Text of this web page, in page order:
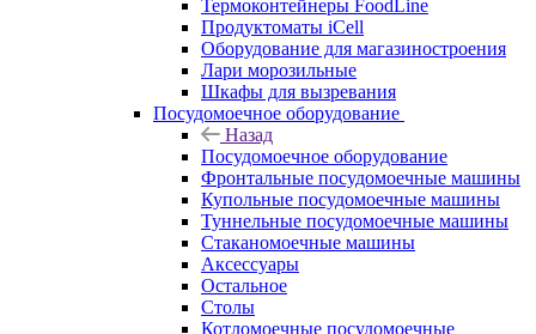
Термоконтейнеры FoodLine
Продуктоматы iCell
Оборудование для магазиностроения
Лари морозильные
Шкафы для вызревания
Посудомоечное оборудование
Назад
Посудомоечное оборудование
Фронтальные посудомоечные машины
Купольные посудомоечные машины
Туннельные посудомоечные машины
Стаканомоечные машины
Аксессуары
Остальное
Столы
Котломоечные посудомоечные